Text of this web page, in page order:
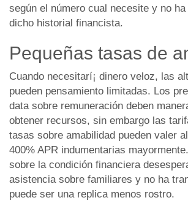
según el número cual necesite y no
dicho historial financista.
Pequeñas tasas de
Cuando necesitarí¡ dinero veloz, las
pueden pensamiento limitadas. Los
data sobre remuneración deben
obtener recursos, sin embargo las
tasas sobre amabilidad pueden valer
400% APR indumentarias
sobre la condición financiera
asistencia sobre familiares y no ha
puede ser una replica menos rostro.